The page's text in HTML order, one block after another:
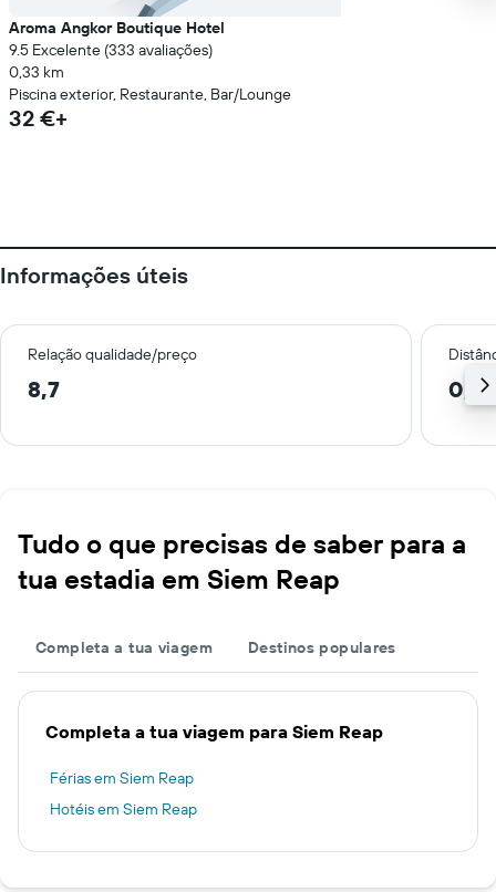
Aroma Angkor Boutique Hotel
9.5 Excelente (333 avaliações)
0,33 km
Piscina exterior, Restaurante, Bar/Lounge
32 €+
Informações úteis
Relação qualidade/preço
8,7 0,8
Tudo o que precisas de saber para a
tua estadia em Siem Reap
Completa a tua viagem Destinos populares
Completa a tua viagem para Siem Reap
Férias em Siem Reap
Hotéis em Siem Reap